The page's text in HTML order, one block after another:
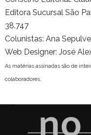
Editora Sucursal São
38.747
Colunistas: Ana
Web Designer: José
As matérias assinadas são de
colaboradores.